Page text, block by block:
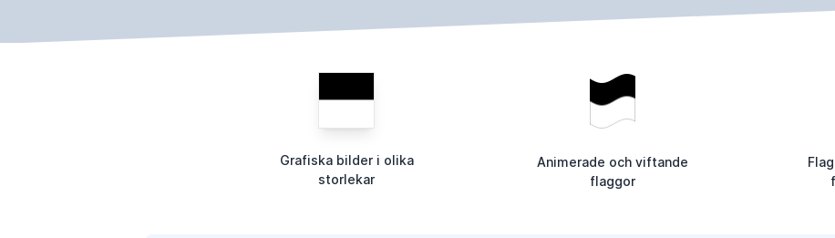
Grafiska bilder i olika
storlekar
Animerade och viftande
flaggor